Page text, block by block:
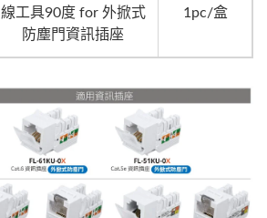
線工具90度 for 外掀式
防塵門資訊插座
1pc/盒